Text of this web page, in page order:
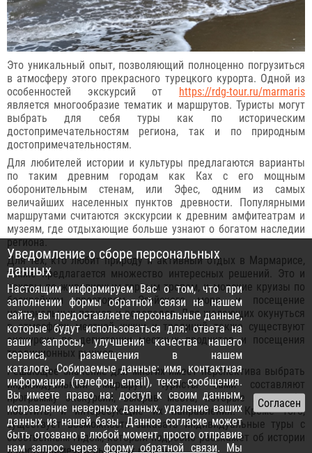
Это уникальный опыт, позволяющий полноценно погрузиться
в атмосферу этого прекрасного турецкого курорта. Одной из
особенностей экскурсий от https://rdg-tour.ru/marmaris
является многообразие тематик и маршрутов. Туристы могут
выбрать для себя туры как по историческим
достопримечательностям региона, так и по природным
достопримечательностям.
Для любителей истории и культуры предлагаются варианты
по таким древним городам как Ках с его мощным
оборонительным стенам, или Эфес, одним из самых
величайших населенных пунктов древности. Популярными
маршрутами считаются экскурсии к древним амфитеатрам и
музеям, где отдыхающие больше узнают о богатом наследии
региона.
Для тех, кто любит природу и активный отдых в Мармарисе,
также предлагается множество интересных решений. Это и
походы по живописным горным тропам, и морские круизы по
бескрайним просторам Эгейского моря, и посещение
национальных парков и водопадов. Для желающих окунуться
в атмосферу местной кухни и традиций также существуют
экскурсии по дегустации местных продуктов и посещения
традиционных рынков.
Решающее значение для многих имеет перспектива выбрать
индивидуальный маршрут. Туристы сами составляют
программу экскурсии, выбрав места, которые хотели бы
посетить, и интересующие их направления. Кроме того,
существует возможность заказать индивидуальные туры с
собственным гидом, который подробно расскажет об истории
Уведомление о сборе персональных
данных
Настоящим информируем Вас о том, что при
заполнении формы обратной связи на нашем
сайте, вы предоставляете персональные данные,
которые будут использоваться для: ответа на
ваши запросы, улучшения качества нашего
сервиса, размещения в нашем
каталоге. Собираемые данные: имя, контактная
информация (телефон, email), текст сообщения.
Вы имеете право на: доступ к своим данным,
исправление неверных данных, удаление ваших
данных из нашей базы. Данное согласие может
быть отозвано в любой момент, просто отправив
нам запрос черезформу обратной связи. Мы